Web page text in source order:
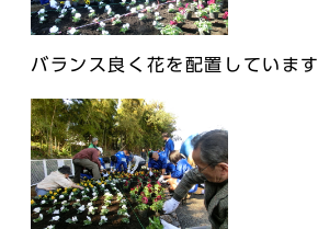
バランス良く花を配置しています